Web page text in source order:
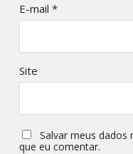
E-mail *
Site
Salvar meus dados
que eu comentar.